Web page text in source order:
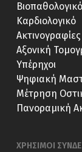
Καρδιολογικό
Ακτινογραφίες
Αξονική
Υπέρηχοι
Ψηφιακή
Μέτρηση
Πανοραμική
ΧΡΗΣΙΜΟΙ